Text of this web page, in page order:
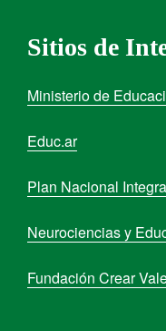
Sitios de
Ministerio de
Educ.ar
Plan Nacional
Neurociencias y
Fundación Crear